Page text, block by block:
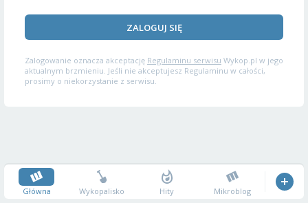
ZALOGUJ SIĘ
Zalogowanie oznacza akceptację Regulaminu serwisu Wykop.pl w jego
aktualnym brzmieniu. Jeśli nie akceptujesz Regulaminu w całości,
prosimy o niekorzystanie z serwisu.
Główna Wykopalisko Hity Mikroblog